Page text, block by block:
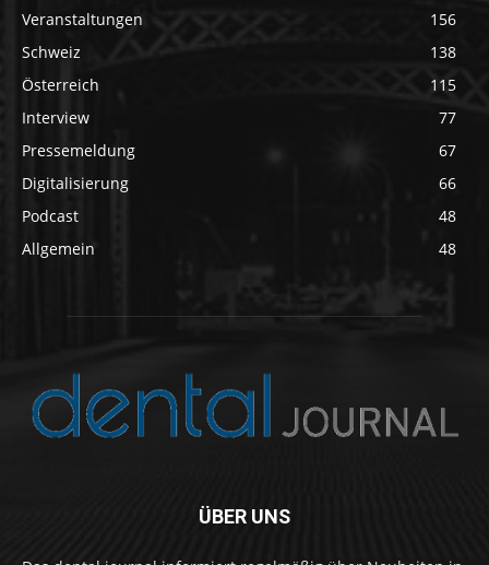
Veranstaltungen
156
Schweiz
138
Österreich
115
Interview
77
Pressemeldung
67
Digitalisierung
66
Podcast
48
Allgemein
48
ÜBER UNS